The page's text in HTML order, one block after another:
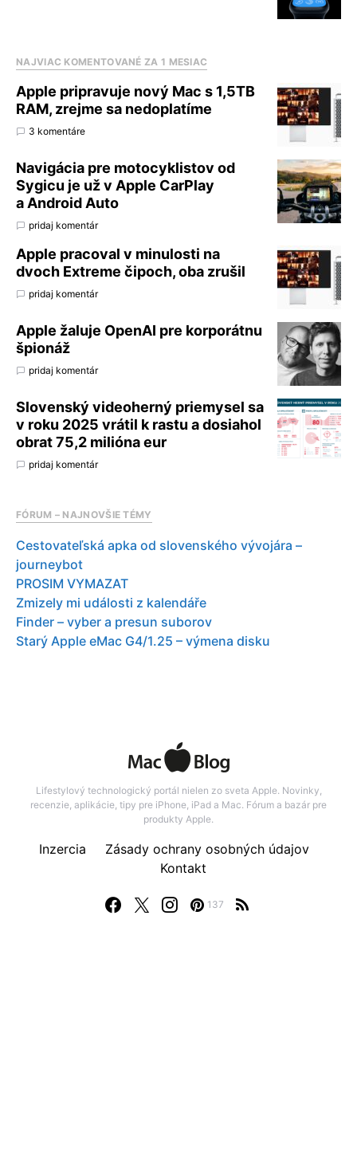
NAJVIAC KOMENTOVANÉ ZA 1 MESIAC
Apple pripravuje nový Mac s 1,5TB
RAM, zrejme sa nedoplatíme
3 komentáre
Navigácia pre motocyklistov od
Sygicu je už v Apple CarPlay
a Android Auto
pridaj komentár
Apple pracoval v minulosti na
dvoch Extreme čipoch, oba zrušil
pridaj komentár
Apple žaluje OpenAI pre korporátnu
špionáž
pridaj komentár
Slovenský videoherný priemysel sa
v roku 2025 vrátil k rastu a dosiahol
obrat 75,2 milióna eur
pridaj komentár
FÓRUM – NAJNOVŠIE TÉMY
Cestovateľská apka od slovenského vývojára –
journeybot
PROSIM VYMAZAT
Zmizely mi události z kalendáře
Finder – vyber a presun suborov
Starý Apple eMac G4/1.25 – výmena disku
Lifestylový technologický portál nielen zo sveta Apple. Novinky,
recenzie, aplikácie, tipy pre iPhone, iPad a Mac. Fórum a bazár pre
produkty Apple.
137
Inzercia
Zásady ochrany osobných údajov
Kontakt